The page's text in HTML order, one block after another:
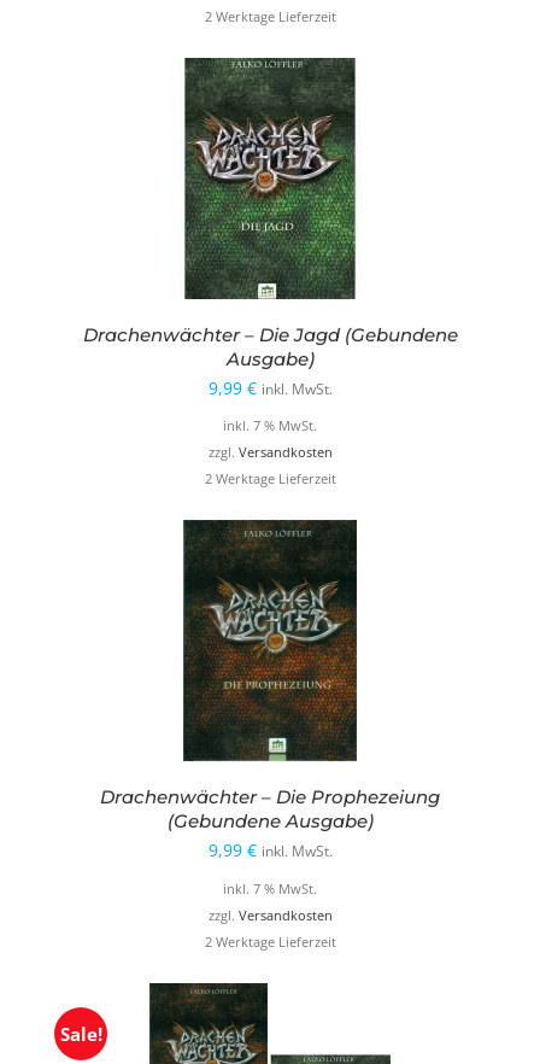
2 Werktage Lieferzeit
Drachenwächter – Die Jagd (Gebundene
Ausgabe)
9,99 € inkl. MwSt.
inkl. 7 % MwSt.
zzgl. Versandkosten
2 Werktage Lieferzeit
Drachenwächter – Die Prophezeiung
(Gebundene Ausgabe)
9,99 € inkl. MwSt.
inkl. 7 % MwSt.
zzgl. Versandkosten
2 Werktage Lieferzeit
Sale!